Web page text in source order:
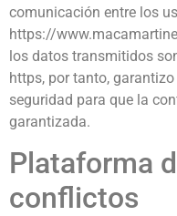
comunicación entre los
https://
los datos transmitidos
https, por tanto,
seguridad para que la
garantizada.
Plataforma
conflictos